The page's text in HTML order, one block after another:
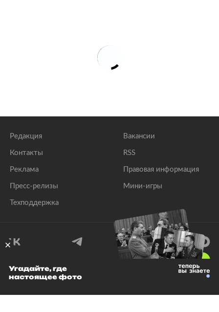
Редакция
Контакты
Реклама
Пресс-релизы
Техподдержка
Вакансии
RSS
Правовая информация
Мини-игры
© 1999–2026 Все права защищены.
Угадайте, где
настоящее фото